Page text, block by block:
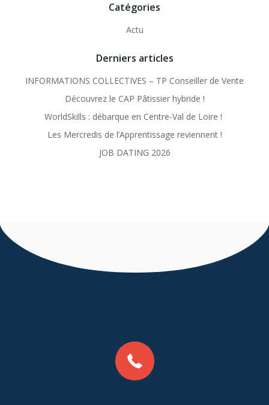
Catégories
Actu
Derniers articles
INFORMATIONS COLLECTIVES – TP Conseiller de Vente
Découvrez le CAP Pâtissier hybride !
WorldSkills : débarque en Centre-Val de Loire !
Les Mercredis de l’Apprentissage reviennent !
JOB DATING 2026